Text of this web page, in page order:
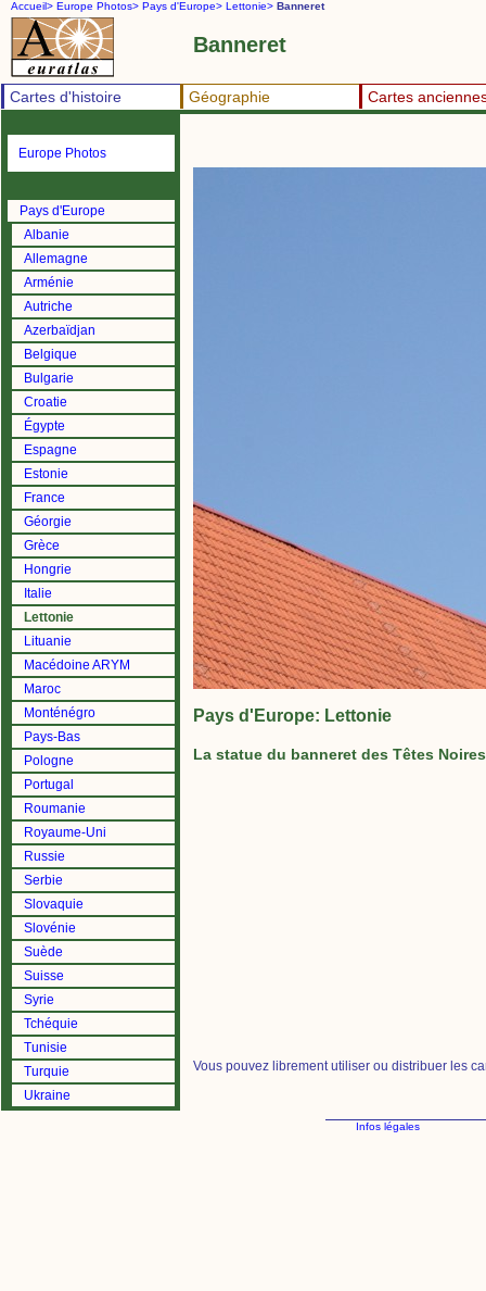
Accueil> Europe Photos> Pays d'Europe> Lettonie> Banneret
Banneret
Cartes d'histoire Géographie Cartes
Europe Photos
Pays d'Europe
Albanie
Allemagne
Arménie
Autriche
Azerbaïdjan
Belgique
Bulgarie
Croatie
Égypte
Espagne
Estonie
France
Géorgie
Grèce
Hongrie
Italie
Lettonie
Lituanie
Macédoine ARYM
Maroc
Monténégro
Pays-Bas
Pologne
Portugal
Roumanie
Royaume-Uni
Russie
Serbie
Slovaquie
Slovénie
Suède
Suisse
Syrie
Tchéquie
Tunisie
Turquie
Ukraine
Pays d'Europe: Lettonie
La statue du banneret des Têtes
Vous pouvez librement utiliser ou distribuer les
Infos légales